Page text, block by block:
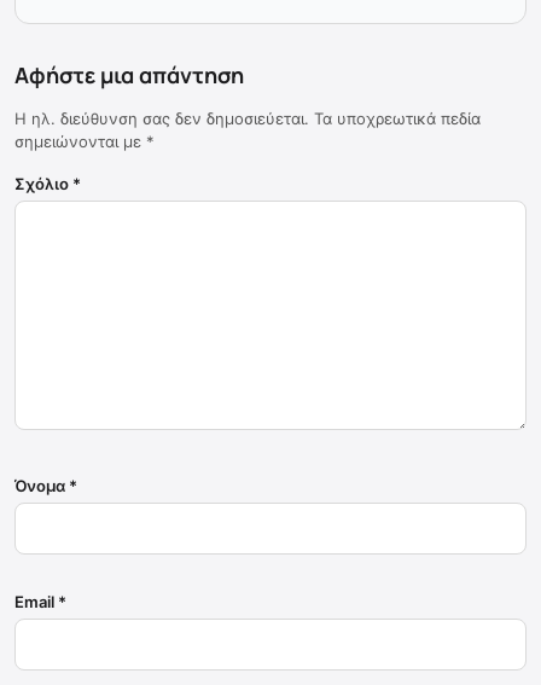
Αφήστε μια απάντηση
Η ηλ. διεύθυνση σας δεν δημοσιεύεται. Τα υποχρεωτικά πεδία
σημειώνονται με *
Σχόλιο *
Όνομα *
Email *